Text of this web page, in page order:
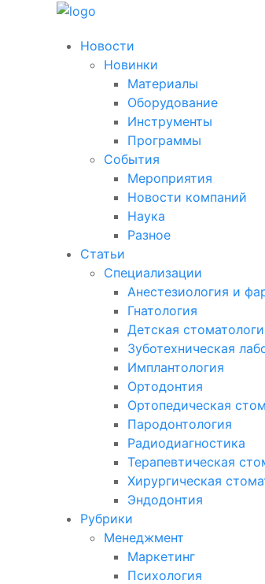
Новости
Новинки
Материалы
Оборудование
Инструменты
Программы
События
Мероприятия
Новости компаний
Наука
Разное
Статьи
Специализации
Анестезиология и
Гнатология
Детская
Зуботехническая
Имплантология
Ортодонтия
Ортопедическая
Пародонтология
Радиодиагностика
Терапевтическая
Хирургическая
Эндодонтия
Рубрики
Менеджмент
Маркетинг
Психология